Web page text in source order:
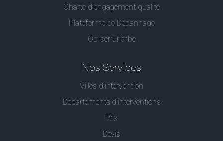
Charte d’engagement qualité
Plateforme de Dépannage
Ou-serrurier.be
Nos Services
Villes d'intervention
Départements d'interventions
Prix
Devis